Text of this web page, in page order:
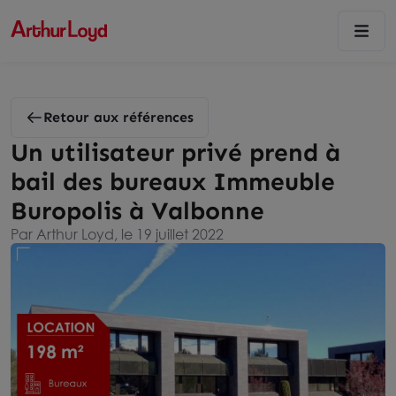
Retour aux références
Un utilisateur privé prend à
bail des bureaux Immeuble
Buropolis à Valbonne
Par Arthur Loyd, le 19 juillet 2022